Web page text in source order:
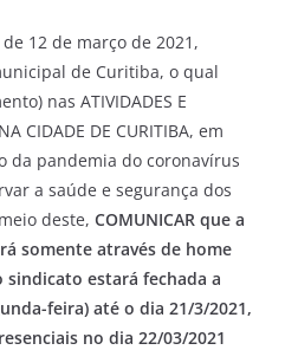
12 de março de 2021,
de Curitiba, o qual
nas ATIVIDADES E
CIDADE DE CURITIBA, em
da pandemia do coronavírus
a saúde e segurança dos
deste, COMUNICAR que a
somente através de home
estará fechada a
feira) até o dia 21/3/2021,
no dia 22/03/2021